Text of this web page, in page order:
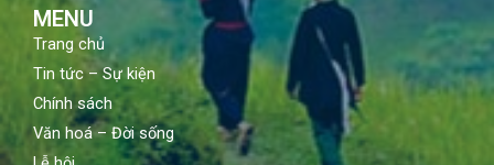
MENU
Trang chủ
Tin tức – Sự kiện
Chính sách
Văn hoá – Đời sống